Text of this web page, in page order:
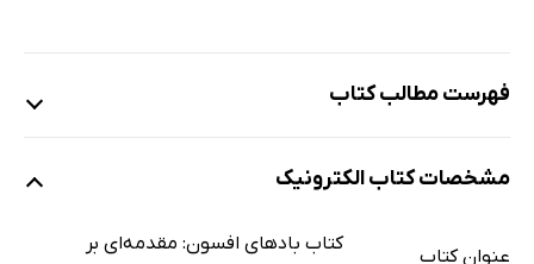
فهرست مطالب کتاب
مشخصات کتاب الکترونیک
عنوان کتاب
کتاب بادهای افسون: مقدمه‌ای بر